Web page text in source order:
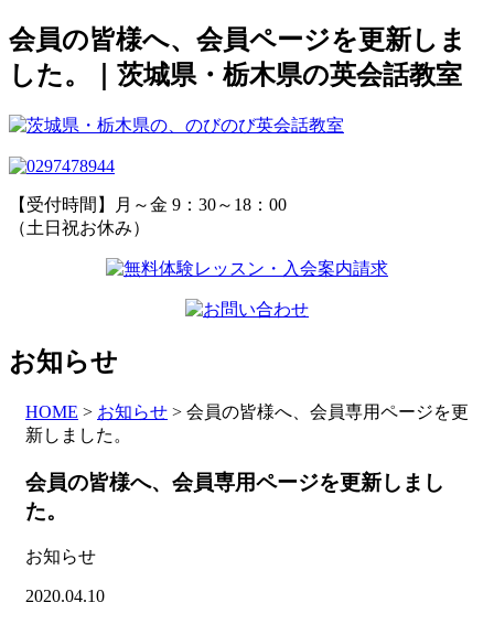
会員の皆様へ、会員ページを更新しま
した。｜茨城県・栃木県の英会話教室
【受付時間】月～金 9：30～18：00
（土日祝お休み）
お知らせ
HOME > お知らせ > 会員の皆様へ、会員専用ページを更
新しました。
会員の皆様へ、会員専用ページを更新しまし
た。
お知らせ
2020.04.10